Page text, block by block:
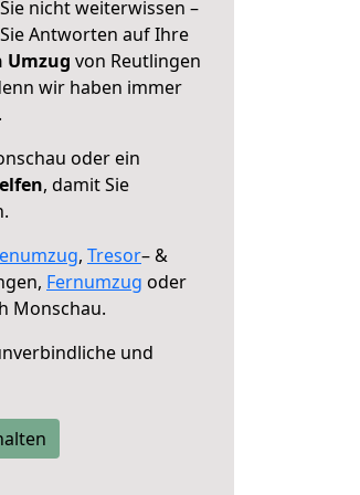
nicht weiterwissen –
Antworten auf Ihre
Umzug von Reutlingen
wir haben immer
oder ein
, damit Sie
, Tresor– &
Fernumzug oder
Monschau.
und